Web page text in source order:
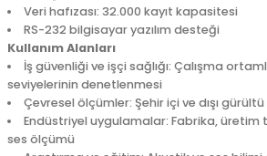
Veri hafızası: 32.000 kayıt kapasitesi
RS-232 bilgisayar yazılım desteği
Kullanım Alanları
İş güvenliği ve işçi sağlığı: Çalışma
seviyelerinin denetlenmesi
Çevresel ölçümler: Şehir içi ve dışı
Endüstriyel uygulamalar: Fabrika, üretim
ses ölçümü